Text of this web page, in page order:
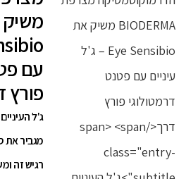
עם
פורץ
ג'ל
מגביר את
רגיש זה